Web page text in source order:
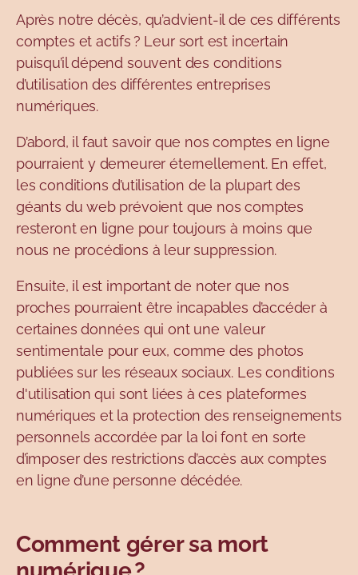
Après notre décès, qu’advient-il de ces différents
comptes et actifs ? Leur sort est incertain
puisqu’il dépend souventdes conditions
d’utilisation des différentes entreprises
numériques.
D’abord, il faut savoir que nos comptes en ligne
pourraient y demeurer éternellement. En effet,
les conditions d’utilisation de la plupart des
géants du web prévoient que nos comptes
resteront en ligne pour toujours à moins que
nous ne procédions à leur suppression.
Ensuite, il est important de noter que nos
proches pourraient être incapables d’accéder à
certainesdonnées qui ont une valeur
sentimentale pour eux, comme des photos
publiées sur les réseaux sociaux. Les conditions
d'utilisation qui sont liées à ces plateformes
numériques et la protection des renseignements
personnels accordée par la loi font en sorte
d’imposer des restrictions d’accès aux comptes
en ligne d’une personne décédée.
Comment gérer sa mort